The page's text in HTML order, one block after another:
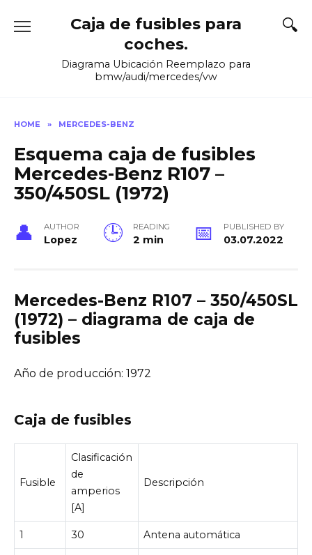
Caja de fusibles para
coches.
Diagrama Ubicación Reemplazo para
bmw/audi/mercedes/vw
HOME » MERCEDES-BENZ
Esquema caja de fusibles
Mercedes-Benz R107 –
350/450SL (1972)
AUTHOR
Lopez
READING
2 min
PUBLISHED BY
03.07.2022
Mercedes-Benz R107 – 350/450SL
(1972) – diagrama de caja de
fusibles
Año de producción: 1972
Caja de fusibles
Fusible
Clasificación
de
amperios
[A]
Descripción
1 30 Antena automática